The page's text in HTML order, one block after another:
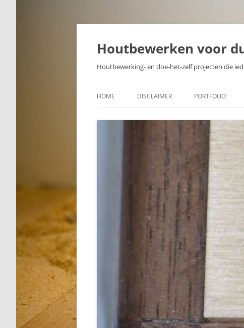
Skip
Houtbewerken voor
Houtbewerking- en doe-het-zelf projecten die
HOME DISCLAIMER PORTFOLIO